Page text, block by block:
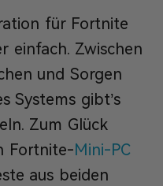
für Fortnite
einfach. Zwischen
und Sorgen
Systems gibt’s
Zum Glück
Fortnite-Mini-PC
aus beiden